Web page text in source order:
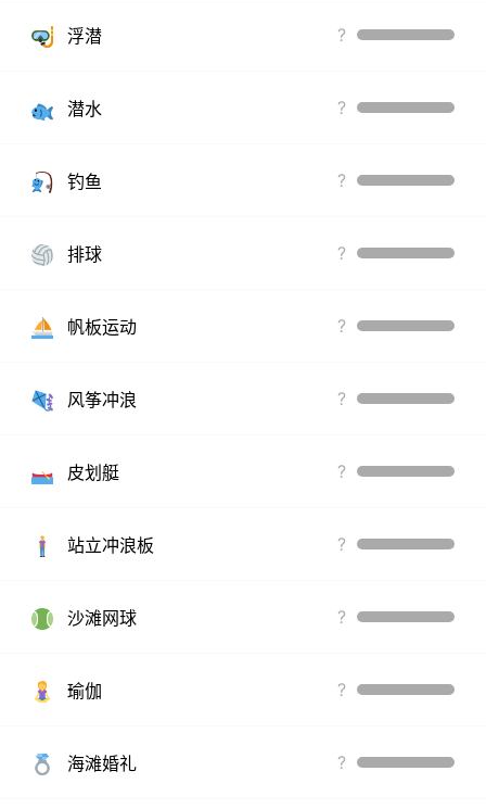
浮潜 ?
潜水 ?
钓鱼 ?
排球 ?
帆板运动 ?
风筝冲浪 ?
皮划艇 ?
站立冲浪板 ?
沙滩网球 ?
瑜伽 ?
海滩婚礼 ?